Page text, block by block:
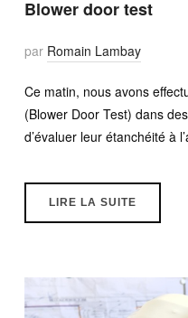
Blower door test
par Romain Lambay
Ce matin, nous avons
(Blower Door Test) dans
d’évaluer leur étanchéité à
LIRE LA SUITE